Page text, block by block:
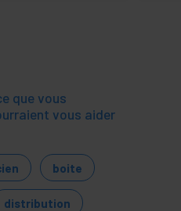
que vous
vous aider
boite
distribution